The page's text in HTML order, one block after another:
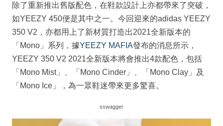
除了重新推出舊版配色，在鞋款設計上亦都帶來了突破，
如YEEZY 450便是其中之一。今回迎來的adidas YEEZY
350 V2，亦都用上了新材質打造出2021全新版本的
「Mono」系列，據YEEZY MAFIA發布的消息所示，
YEEZY 350 V2 2021全新版本將會推出4款配色，包括
「Mono Mist」、「Mono Cinder」、「Mono Clay」及
「Mono Ice」，為一眾鞋迷帶來更多驚喜。
sswagger